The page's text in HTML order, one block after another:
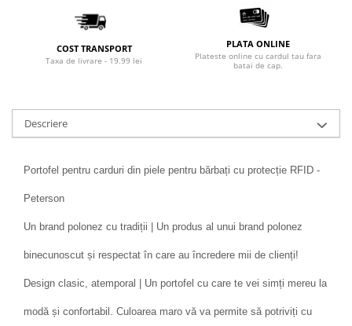
COST TRANSPORT
Taxa de livrare - 19.99 lei
PLATA ONLINE
Plateste online cu cardul tau fara
batai de cap.
Descriere
Portofel pentru carduri din piele pentru bărbați cu protecție RFID -
Peterson
Un brand polonez cu tradiții | Un produs al unui brand polonez
binecunoscut și respectat în care au încredere mii de clienți!
Design clasic, atemporal | Un portofel cu care te vei simți mereu la
modă și confortabil. Culoarea maro vă va permite să potriviți cu